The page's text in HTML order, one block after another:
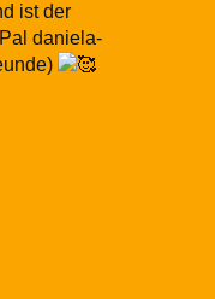
ist der
daniela-